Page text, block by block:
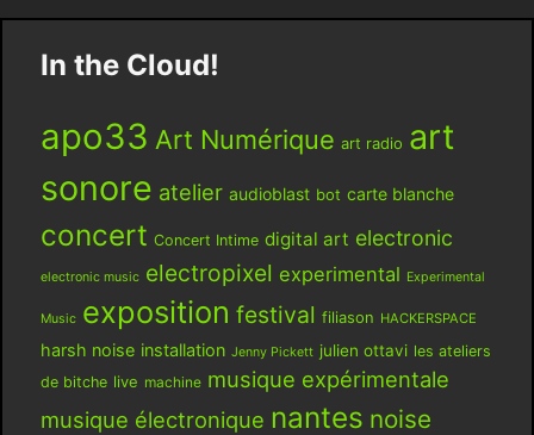
In the Cloud!
apo33 Art Numérique art radio art
sonore atelier audioblast bot carte blanche
concert Concert Intime digital art electronic
electronic music electropixel experimental Experimental
Music exposition festival filiason HACKERSPACE
harsh noise installation Jenny Pickett julien ottavi les ateliers
de bitche live machine musique expérimentale
musique électronique nantes noise